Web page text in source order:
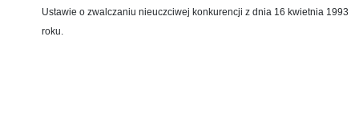
Ustawie o zwalczaniu nieuczciwej konkurencji z dnia 16 kwietnia 1993
roku.